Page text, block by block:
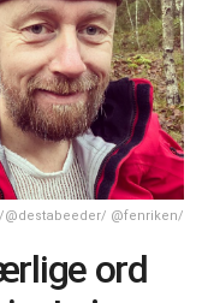
@fenriken/
ord